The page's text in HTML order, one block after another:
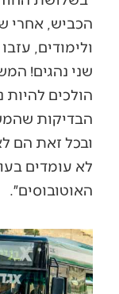
הכביש, אחרי
שני נהגים!
הולכים להיות
הבדיקות
ובכל זאת הם
לא עומדים
האוטובוסים״.